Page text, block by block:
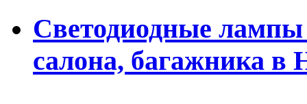
Светодиодные лампы
салона, багажника в